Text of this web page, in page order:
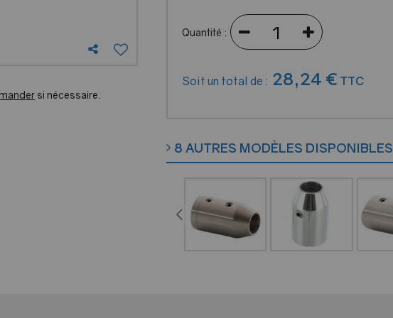
Quantité :
Soit un total de : 28,24 € TTC
8 AUTRES MODÈLES DISPONIBLES
si nécessaire.